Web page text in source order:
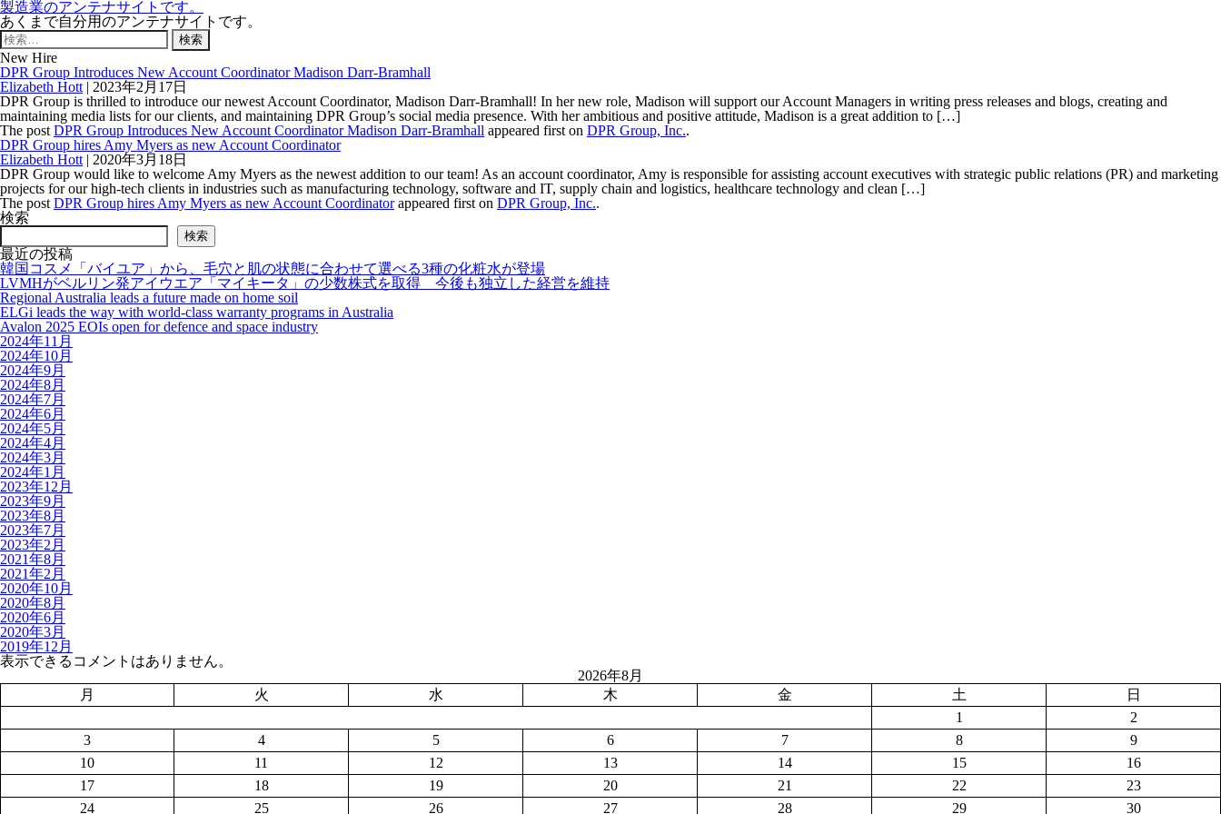
製造業のアンテナサイトです。
あくまで自分用のアンテナサイトです。
検
索:
New Hire
DPR Group Introduces New Account Coordinator Madison Darr-Bramhall
Elizabeth Hott | 2023年2月17日
DPR Group is thrilled to introduce our newest Account Coordinator, Madison Darr-Bramhall! In her new role, Madison will support our Account Managers in writing press releases and blogs, creating and
maintaining media lists for our clients, and maintaining DPR Group’s social media presence. With her ambitious and positive attitude, Madison is a great addition to […]
The post DPR Group Introduces New Account Coordinator Madison Darr-Bramhall appeared first on DPR Group, Inc..
DPR Group hires Amy Myers as new Account Coordinator
Elizabeth Hott | 2020年3月18日
DPR Group would like to welcome Amy Myers as the newest addition to our team! As an account coordinator, Amy is responsible for assisting account executives with strategic public relations (PR) and marketing
projects for our high-tech clients in industries such as manufacturing technology, software and IT, supply chain and logistics, healthcare technology and clean […]
The post DPR Group hires Amy Myers as new Account Coordinatorappeared first on DPR Group, Inc..
検索
検索
最近の投稿
韓国コスメ「バイユア」から、毛穴と肌の状態に合わせて選べる3種の化粧水が登場
LVMHがベルリン発アイウエア「マイキータ」の少数株式を取得 今後も独立した経営を維持
Regional Australia leads a future made on home soil
ELGi leads the way with world-class warranty programs in Australia
Avalon 2025 EOIs open for defence and space industry
2024年11月
2024年10月
2024年9月
2024年8月
2024年7月
2024年6月
2024年5月
2024年4月
2024年3月
2024年1月
2023年12月
2023年9月
2023年8月
2023年7月
2023年2月
2021年8月
2021年2月
2020年10月
2020年8月
2020年6月
2020年3月
2019年12月
表示できるコメントはありません。
2026年8月
月
火 水 木 金 土
日
1
2
3
4 5 6 7 8
9
10
11 12 13 14 15
16
17
18 19 20 21 22
23
24
25 26 27 28 29
30